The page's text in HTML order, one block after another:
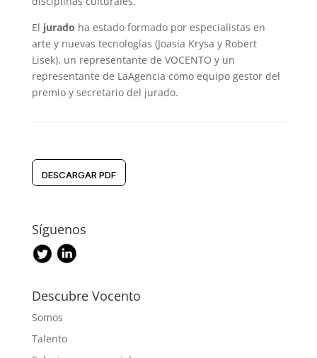
El jurado ha estado formado por especialistas en
arte y nuevas tecnologías (Joasia Krysa y Robert
Lisek), un representante de VOCENTO y un
representante de LaAgencia como equipo gestor del
premio y secretario del jurado.
DESCARGAR PDF
Síguenos
Descubre Vocento
Somos
Talento